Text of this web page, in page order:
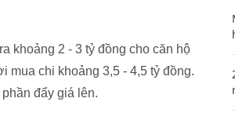
khoảng 2 - 3 tỷ đồng cho căn hộ
mua chi khoảng 3,5 - 4,5 tỷ đồng.
đẩy giá lên.